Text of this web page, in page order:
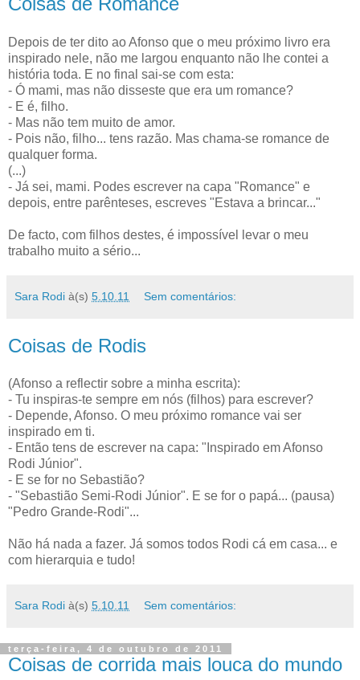
Depois de ter dito ao Afonso que o meu próximo livro era
inspirado nele, não me largou enquanto não lhe contei a
história toda. E no final sai-se com esta:
- Ó mami, mas não disseste que era um romance?
- E é, filho.
- Mas não tem muito de amor.
- Pois não, filho... tens razão. Mas chama-se romance de
qualquer forma.
(...)
- Já sei, mami. Podes escrever na capa "Romance" e
depois, entre parênteses, escreves "Estava a brincar..."
De facto, com filhos destes, é impossível levar o meu
trabalho muito a sério...
Sara Rodi à(s) 5.10.11 Sem comentários:
Coisas de Rodis
(Afonso a reflectir sobre a minha escrita):
- Tu inspiras-te sempre em nós (filhos) para escrever?
- Depende, Afonso. O meu próximo romance vai ser
inspirado em ti.
- Então tens de escrever na capa: "Inspirado em Afonso
Rodi Júnior".
- E se for no Sebastião?
- "Sebastião Semi-Rodi Júnior". E se for o papá... (pausa)
"Pedro Grande-Rodi"...
Não há nada a fazer. Já somos todos Rodi cá em casa... e
com hierarquia e tudo!
Sara Rodi à(s) 5.10.11 Sem comentários:
terça-feira, 4 de outubro de 2011
Coisas de corrida mais louca do mundo